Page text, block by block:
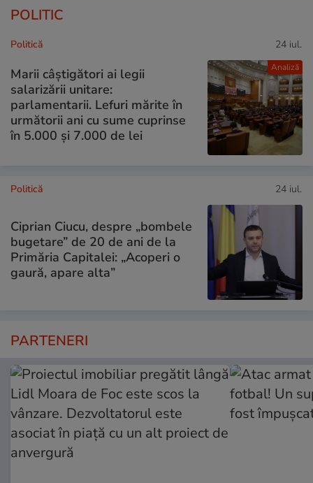
POLITIC
Analiză
Politică 24 iul.
Marii câștigători ai legii
salarizării unitare:
parlamentarii. Lefuri mărite în
următorii ani cu sume cuprinse
în 5.000 și 7.000 de lei
Politică 24 iul.
Ciprian Ciucu, despre „bombele
bugetare” de 20 de ani de la
Primăria Capitalei: „Acoperi o
gaură, apare alta”
PARTENERI